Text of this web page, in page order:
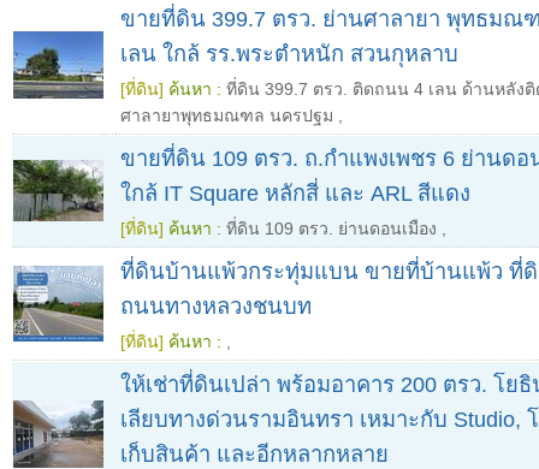
ขายที่ดิน 399.7 ตรว. ย่านศาลายา พุทธมณ
เลน ใกล้ รร.พระตำหนัก สวนกุหลาบ
[ที่ดิน] ค้นหา : ที่ดิน 399.7 ตรว. ติดถนน 4 เลน ด้านหลัง
ศาลายาพุทธมณฑล นครปฐม
ขายที่ดิน 109 ตรว. ถ.กำแพงเพชร 6 ย่านดอ
ใกล้ IT Square หลักสี่ และ ARL สีแดง
[ที่ดิน] ค้นหา : ที่ดิน 109 ตรว. ย่านดอนเมือง
ที่ดินบ้านแพ้วกระทุ่มแบน ขายที่บ้านแพ้ว ที่
ถนนทางหลวงชนบท
[ที่ดิน] ค้นหา :
ให้เช่าที่ดินเปล่า พร้อมอาคาร 200 ตรว. โย
เลียบทางด่วนรามอินทรา เหมาะกับ Studio,
เก็บสินค้า และอีกหลากหลาย